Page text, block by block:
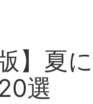
】夏
選